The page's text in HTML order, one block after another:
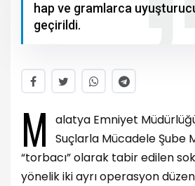
hap ve gramlarca
geçirildi.
M
alatya Emniyet
Suçlarla Mücadele Şube
“torbacı” olarak tabir edilen
yönelik iki ayrı operasyon